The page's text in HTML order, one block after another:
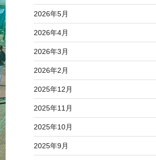
2026年5月
2026年4月
2026年3月
2026年2月
2025年12月
2025年11月
2025年10月
2025年9月